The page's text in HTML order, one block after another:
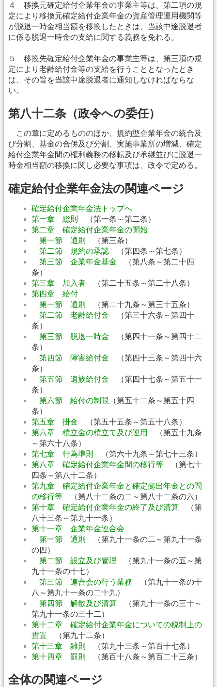
４ 移換元確定給付企業年金の事業主等は、第二項の規
定により移換元確定給付企業年金の資産管理運用機関等
が脱退一時金相当額を移換したときは、当該中途脱退者
に係る脱退一時金の支給に関する義務を免れる。
５ 移換先確定給付企業年金の事業主等は、第三項の規
定により老齢給付金等の支給を行うこととなったとき
は、その旨を当該中途脱退者に通知しなければならな
い。
第八十二条（政令への委任）
この章に定めるもののほか、規約型企業年金の統合及
び分割、基金の合併及び分割、実施事業所の増減、確定
給付企業年金間の権利義務の移転及び承継並びに脱退一
時金相当額の移換に関し必要な事項は、政令で定める。
確定給付企業年金法の関連ページ
確定給付企業年金法トップへ
第一章 総則
（第一条～第二条）
第二章 確定給付企業年金の開始
第一節 通則
（第三条）
第二節 規約の承認 （第四条～第七条）
第三節 企業年金基金 （第八条～第二十四
条）
第三章 加入者 （第二十五条～第二十八条）
第四章 給付
第一節 通則
（第二十九条～第三十五条）
第二節 老齢給付金 （第三十六条～第四十
条）
第三節 脱退一時金 （第四十一条～第四十二
条）
第四節 障害給付金 （第四十三条～第四十六
条）
第五節 遺族給付金 （第四十七条～第五十一
条）
第六節 給付の制限 （第五十二条～第五十四
条）
第五章 掛金 （第五十五条～第五十八条）
第六章 積立金の積立て及び運用
（第五十九条
～第六十八条）
第七章 行為準則
（第六十九条～第七十三条）
第八章 確定給付企業年金間の移行等 （第七十
四条～第八十二条）
第九章 確定給付企業年金と確定拠出年金との間
の移行等 （第八十二条の二～第八十二条の六）
第十章 確定給付企業年金の終了及び清算 （第
八十三条～第九十一条）
第十一章 企業年金連合会
第一節 通則
（第九十一条の二～第九十一条
の四）
第二節 設立及び管理 （第九十一条の五～第
九十一条の十七）
第三節 連合会の行う業務 （第九十一条の十
八～第九十一条の二十九）
第四節 解散及び清算 （第九十一条の三十～
第九十一条の三十二）
第十二章 確定給付企業年金についての税制上の
措置 （第九十二条）
第十三章 雑則
（第九十三条～第百十七条）
第十四章 罰則
（第百十八条～第百二十三条）
全体の関連ページ